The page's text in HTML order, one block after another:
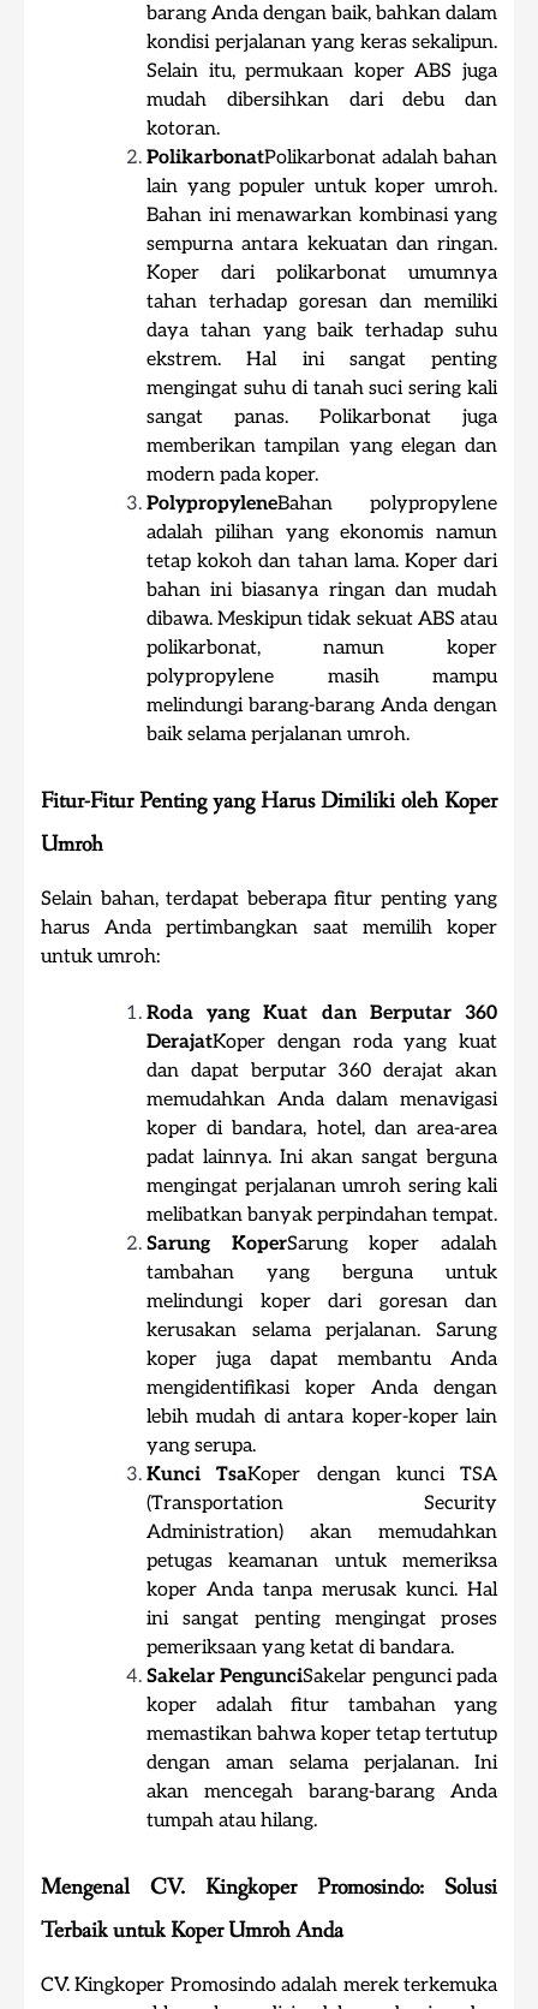
barang Anda dengan baik, bahkan dalam
kondisi perjalanan yang keras sekalipun.
Selain itu, permukaan koper ABS juga
mudah dibersihkan dari debu dan
kotoran.
PolikarbonatPolikarbonat adalah bahan
lain yang populer untuk koper umroh.
Bahan ini menawarkan kombinasi yang
sempurna antara kekuatan dan ringan.
Koper dari polikarbonat umumnya
tahan terhadap goresan dan memiliki
daya tahan yang baik terhadap suhu
ekstrem. Hal ini sangat penting
mengingat suhu di tanah suci sering kali
sangat panas. Polikarbonat juga
memberikan tampilan yang elegan dan
modern pada koper.
PolypropyleneBahan polypropylene
adalah pilihan yang ekonomis namun
tetap kokoh dan tahan lama. Koper dari
bahan ini biasanya ringan dan mudah
dibawa. Meskipun tidak sekuat ABS atau
polikarbonat, namun koper
polypropylene masih mampu
melindungi barang-barang Anda dengan
baik selama perjalanan umroh.
Fitur-Fitur Penting yang Harus Dimiliki oleh Koper
Umroh
Selain bahan, terdapat beberapa fitur penting yang
harus Anda pertimbangkan saat memilih koper
untuk umroh:
Roda yang Kuat dan Berputar 360
DerajatKoper dengan roda yang kuat
dan dapat berputar 360 derajat akan
memudahkan Anda dalam menavigasi
koper di bandara, hotel, dan area-area
padat lainnya. Ini akan sangat berguna
mengingat perjalanan umroh sering kali
melibatkan banyak perpindahan tempat.
Sarung KoperSarung koper adalah
tambahan yang berguna untuk
melindungi koper dari goresan dan
kerusakan selama perjalanan. Sarung
koper juga dapat membantu Anda
mengidentifikasi koper Anda dengan
lebih mudah di antara koper-koper lain
yang serupa.
Kunci TsaKoper dengan kunci TSA
(Transportation Security
Administration) akan memudahkan
petugas keamanan untuk memeriksa
koper Anda tanpa merusak kunci. Hal
ini sangat penting mengingat proses
pemeriksaan yang ketat di bandara.
Sakelar PengunciSakelar pengunci pada
koper adalah fitur tambahan yang
memastikan bahwa koper tetap tertutup
dengan aman selama perjalanan. Ini
akan mencegah barang-barang Anda
tumpah atau hilang.
Mengenal CV. Kingkoper Promosindo: Solusi
Terbaik untuk Koper Umroh Anda
CV. Kingkoper Promosindo adalah merek terkemuka